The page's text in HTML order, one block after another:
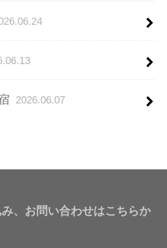
2026.06.07
、お問い合わせはこちらか